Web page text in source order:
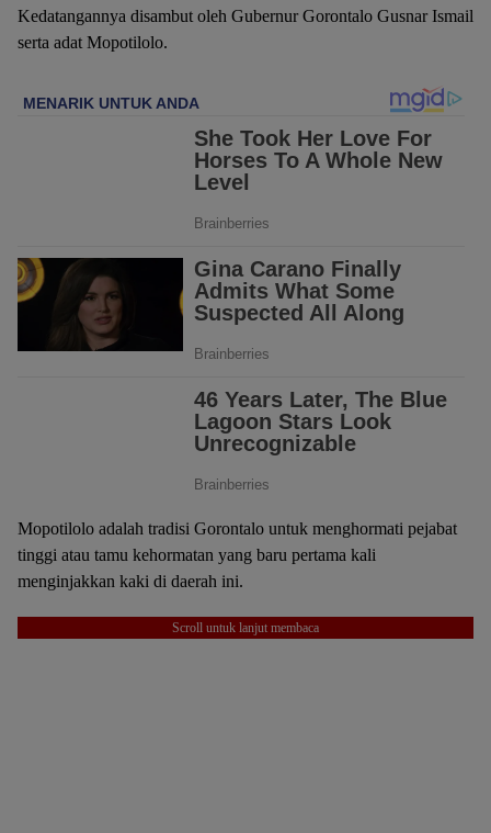
Kedatangannya disambut oleh Gubernur Gorontalo Gusnar Ismail
serta adat Mopotilolo.
Mopotilolo adalah tradisi Gorontalo untuk menghormati pejabat
tinggi atau tamu kehormatan yang baru pertama kali
menginjakkan kaki di daerah ini.
Scroll untuk lanjut membaca